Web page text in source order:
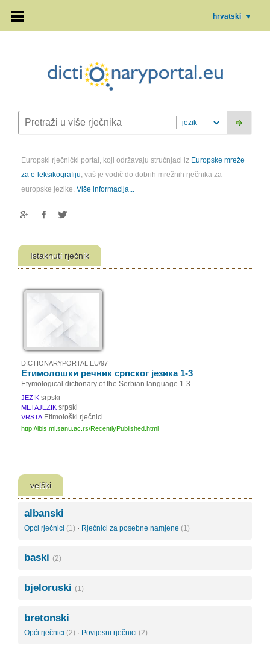
hrvatski ▼
Europski rječnički portal, koji održavaju stručnjaci iz Europske mreže
za e-leksikografiju, vaš je vodič do dobrih mrežnih rječnika za
europske jezike. Više informacija...
Istaknuti rječnik
DICTIONARYPORTAL.EU/97
Етимолошки речник српског језика 1-3
Etymological dictionary of the Serbian language 1-3
JEZIK srpski
METAJEZIK srpski
VRSTA Etimološki rječnici
http://ibis.mi.sanu.ac.rs/RecentlyPublished.html
velški
albanski
Opći rječnici (1) · Rječnici za posebne namjene (1)
baski (2)
bjeloruski (1)
bretonski
Opći rječnici (2) · Povijesni rječnici (2)